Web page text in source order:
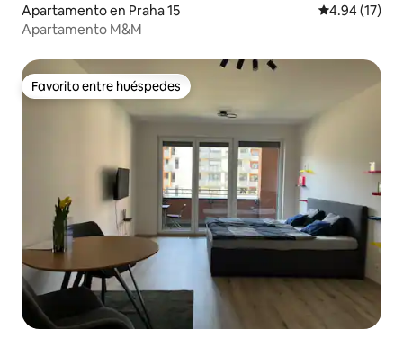
Apartamento en Praha 15 Calificación
4.94 (17)
Apartamento M&M
Favorito entre huéspedes
Favorito entre huéspedes